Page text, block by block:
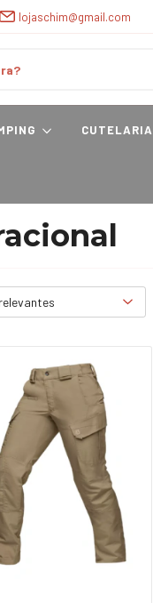
lojaschim@gmail.com
CUTELARIA